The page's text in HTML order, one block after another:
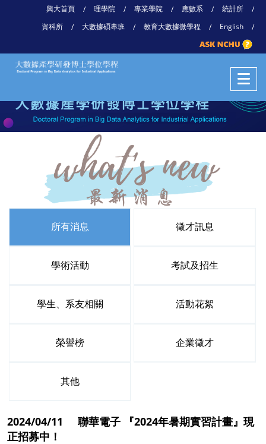
興大首頁 / 理學院 / 專業學院 / 應數系 / 統計所
/
資科所
/ 大數據碩專班 / 教育大數據微學程 / English /
所有消息 徵才訊息
學術活動 考試及招生
學生、系友相關 活動花絮
榮譽榜 企業徵才
其他
2024/04/11 聯華電子 『2024年暑期實習計畫』現
正招募中！